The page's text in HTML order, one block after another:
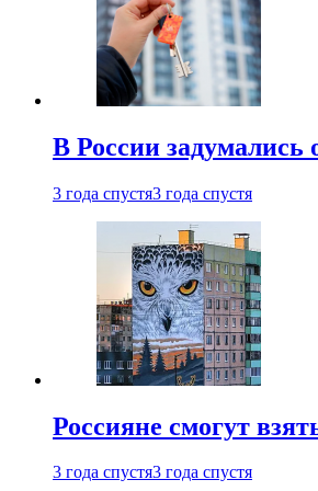
В России задумались
3 года спустя3 года спустя
Россияне смогут
3 года спустя3 года спустя